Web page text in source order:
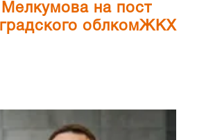
на пост
облкомЖКХ